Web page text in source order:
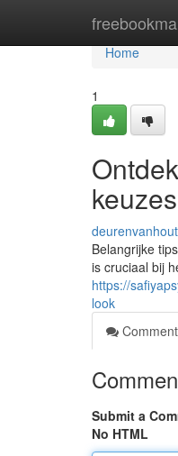
Home
Home
1
Belangrijke
is cruciaal bij
https://
look
Submit a
No HTML